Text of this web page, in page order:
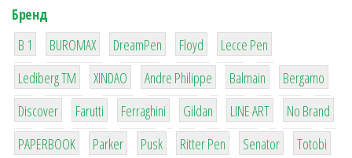
Бренд
B 1
1
BUROMAX
1
DreamPen
2
Floyd
2
Lecce Pen
3
Lediberg ТМ
3
XINDAO
1
Andre Philippe
4
Balmain
26
Bergamo
64
Discover
299
Farutti
4
Ferraghini
42
Gildan
4
LINE ART
90
No Brand
8
PAPERBOOK
6
Parker
2
Pusk
22
Ritter Pen
15
Senator
43
Totobi